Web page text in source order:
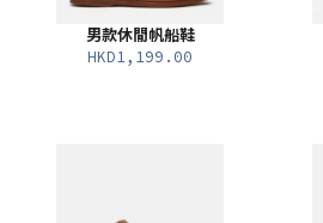
男款休閒帆船鞋
HKD1,199.00